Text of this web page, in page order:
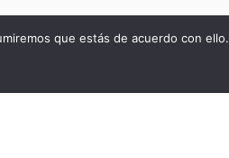
que estás de acuerdo con ello.